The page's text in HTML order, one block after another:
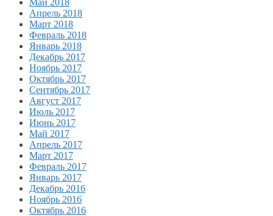
Май 2018
Апрель 2018
Март 2018
Февраль 2018
Январь 2018
Декабрь 2017
Ноябрь 2017
Октябрь 2017
Сентябрь 2017
Август 2017
Июль 2017
Июнь 2017
Май 2017
Апрель 2017
Март 2017
Февраль 2017
Январь 2017
Декабрь 2016
Ноябрь 2016
Октябрь 2016